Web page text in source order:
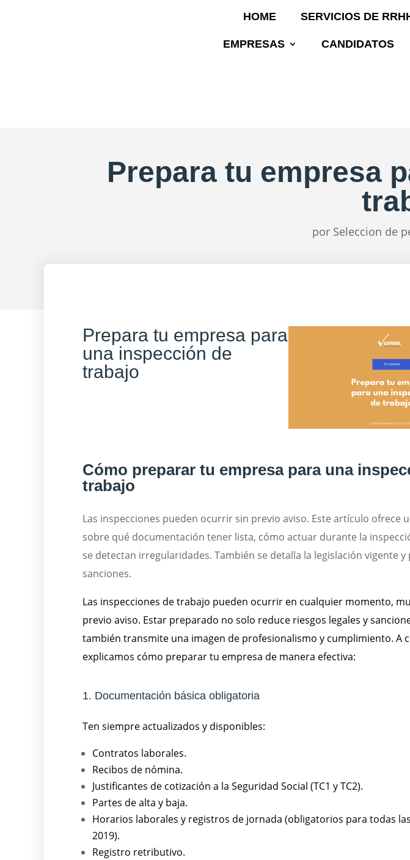
HOME SERVICIOS DE
EMPRESAS CANDIDATOS
Prepara tu empresa
por Seleccion de
Prepara tu empresa para
una inspección de
trabajo
Cómo preparar tu empresa para una
trabajo
Las inspecciones pueden ocurrir sin previo aviso. Este artículo ofrece
sobre qué documentación tener lista, cómo actuar durante la
se detectan irregularidades. También se detalla la legislación vigente y
sanciones.
Las inspecciones de trabajo pueden ocurrir en cualquier momento,
previo aviso. Estar preparado no solo reduce riesgos legales y
también transmite una imagen de profesionalismo y cumplimiento. A
explicamos cómo preparar tu empresa de manera efectiva:
1. Documentación básica obligatoria
Ten siempre actualizados y disponibles:
Contratos laborales.
Recibos de nómina.
Justificantes de cotización a la Seguridad Social (TC1 y TC2).
Partes de alta y baja.
Horarios laborales y registros de jornada (obligatorios para todas
2019).
Registro retributivo.